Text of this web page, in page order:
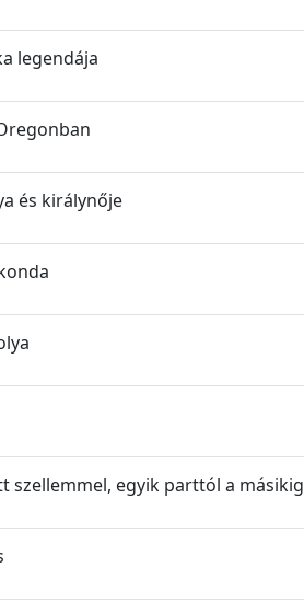
legendája
és királynője
szellemmel, egyik parttól a másikig